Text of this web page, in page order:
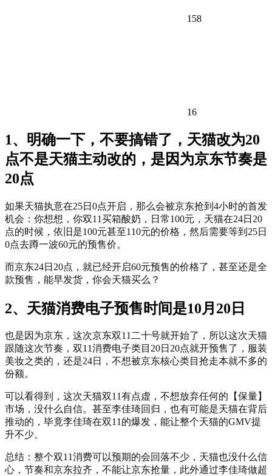
158
16
1、明确一下，不要搞错了，天猫改为20
点不是天猫主动改的，是因为京东节奏是
20点
如果天猫执意在25日0点开启，那么会被京东抢到4小时的首发
机会：你想想，你双11买箱酸奶，日常100元，天猫在24日20
点的时候，依旧是100元甚至110元的价格，然后需要等到25日
0点去蹲一波60元的预售价。
而京东24日20点，就已经开启60元预售的价格了，甚至还是全
款预售，能早发货，你会天猫买么？
2、天猫消费电子预售时间是10月20日
也是因为京东，这次京东双11二十号就开始了，所以这次天猫
跟随这次节奏，双11消费电子类目20日20点就开预售了，服装
美妆之类的，还是24日，不想被京东核心类目抢走本就不多的
份额。
可以看得到，这次天猫双11有点虚，不想放弃任何的【保量】
市场，没什么自信。甚至李佳琦回归，也有可能是天猫在背后
推动的，毕竟李佳琦在双11的爆发，能让整个天猫的GMV提
升不少。
总结：整个双11消费可以预期的会回落不少，天猫也没什么信
心，节奏和京东拉齐，不能让京东抢量，此外通过李佳琦做超